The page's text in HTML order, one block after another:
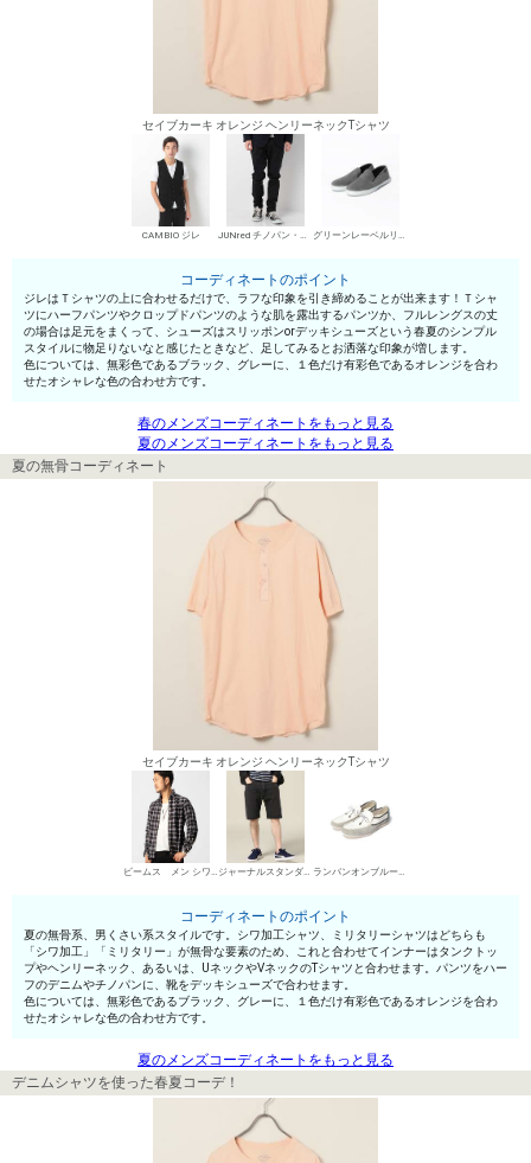
セイブカーキ オレンジ ヘンリーネックTシャツ
CAMBIO ジレ JUNred チノパン・綿パン グリーンレーベルリラクシング スリッポン
コーディネートのポイント
ジレはＴシャツの上に合わせるだけで、ラフな印象を引き締めることが出来ます！Ｔシャ
ツにハーフパンツやクロップドパンツのような肌を露出するパンツか、フルレングスの丈
の場合は足元をまくって、シューズはスリッポンorデッキシューズという春夏のシンプル
スタイルに物足りないなと感じたときなど、足してみるとお洒落な印象が増します。
色については、無彩色であるブラック、グレーに、１色だけ有彩色であるオレンジを合わ
せたオシャレな色の合わせ方です。
春のメンズコーディネートをもっと見る
夏のメンズコーディネートをもっと見る
夏の無骨コーディネート
セイブカーキ オレンジ ヘンリーネックTシャツ
ビームス メン シワ加工シャツ ジャーナルスタンダード レリューム メンズ デニムパンツ・ジーンズ ランバンオンブルー（メンズシューズ） デッキシューズ
コーディネートのポイント
夏の無骨系、男くさい系スタイルです。シワ加工シャツ、ミリタリーシャツはどちらも
「シワ加工」「ミリタリー」が無骨な要素のため、これと合わせてインナーはタンクトッ
プやヘンリーネック、あるいは、UネックやVネックのTシャツと合わせます。パンツをハー
フのデニムやチノパンに、靴をデッキシューズで合わせます。
色については、無彩色であるブラック、グレーに、１色だけ有彩色であるオレンジを合わ
せたオシャレな色の合わせ方です。
夏のメンズコーディネートをもっと見る
デニムシャツを使った春夏コーデ！